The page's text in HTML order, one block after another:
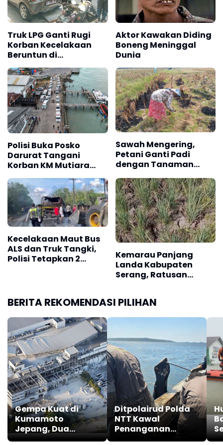
Truk LPG Ganti Rugi
Korban Kecelakaan
Beruntun di
Leuwipanjang
Bandung
Aktor Kawakan Diding
Boneng Meninggal
Dunia
Polisi Buka Posko
Darurat Tangani
Korban KM Mutiara
Sentosa 2
Sawah Mengering,
Petani Ganti Padi
dengan Tanaman
Kecelakaan Maut Bus
ALS dan Truk Tangki,
Polisi Tetapkan 2
Kemarau Panjang
Landa Kabupaten
Serang, Ratusan
BERITA REKOMENDASI PILIHAN
Gempa Kuat di
Kumamoto
Jepang, Dua
Tewas, Ratusan
Ditpolairud Polda
NTT Kawal
Penanganan
Tumpahan Minyak